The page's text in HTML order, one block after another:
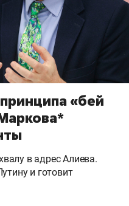
«бей
в адрес Алиева.
и готовит